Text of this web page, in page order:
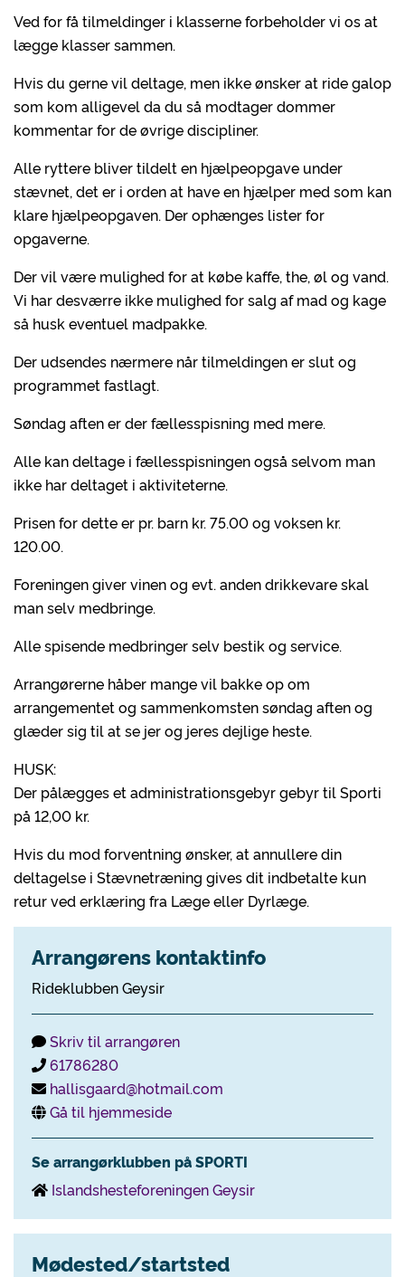
Ved for få tilmeldinger i klasserne forbeholder vi os at
lægge klasser sammen.
Hvis du gerne vil deltage, men ikke ønsker at ride galop
som kom alligevel da du så modtager dommer
kommentar for de øvrige discipliner.
Alle ryttere bliver tildelt en hjælpeopgave under
stævnet, det er i orden at have en hjælper med som kan
klare hjælpeopgaven. Der ophænges lister for
opgaverne.
Der vil være mulighed for at købe kaffe, the, øl og vand.
Vi har desværre ikke mulighed for salg af mad og kage
så husk eventuel madpakke.
Der udsendes nærmere når tilmeldingen er slut og
programmet fastlagt.
Søndag aften er der fællesspisning med mere.
Alle kan deltage i fællesspisningen også selvom man
ikke har deltaget i aktiviteterne.
Prisen for dette er pr. barn kr. 75.00 og voksen kr.
120.00.
Foreningen giver vinen og evt. anden drikkevare skal
man selv medbringe.
Alle spisende medbringer selv bestik og service.
Arrangørerne håber mange vil bakke op om
arrangementet og sammenkomsten søndag aften og
glæder sig til at se jer og jeres dejlige heste.
HUSK:
Der pålægges et administrationsgebyr gebyr til Sporti
på 12,00 kr.
Hvis du mod forventning ønsker, at annullere din
deltagelse i Stævnetræning gives dit indbetalte kun
retur ved erklæring fra Læge eller Dyrlæge.
Arrangørens kontaktinfo
Rideklubben Geysir
Skriv til arrangøren
61786280
hallisgaard@hotmail.com
Gå til hjemmeside
Se arrangørklubben på SPORTI
Islandshesteforeningen Geysir
Mødested/startsted